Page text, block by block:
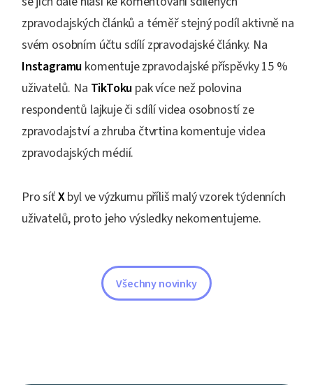
zpravodajských článků a téměř stejný podíl aktivně na
svém osobním účtu sdílí zpravodajské články. Na
Instagramu komentuje zpravodajské příspěvky 15 %
uživatelů. Na TikToku pak více než polovina
respondentů lajkuje či sdílí videa osobností ze
zpravodajství a zhruba čtvrtina komentuje videa
zpravodajských médií.
Pro síťXbyl ve výzkumu příliš malý vzorek týdenních
uživatelů, proto jeho výsledky nekomentujeme.
Všechny novinky